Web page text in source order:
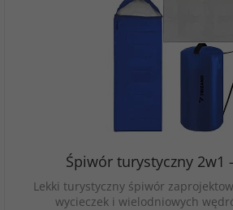
Śpiwór turystyczny 2w1
Lekki turystyczny śpiwór
wycieczek i wielodniowych